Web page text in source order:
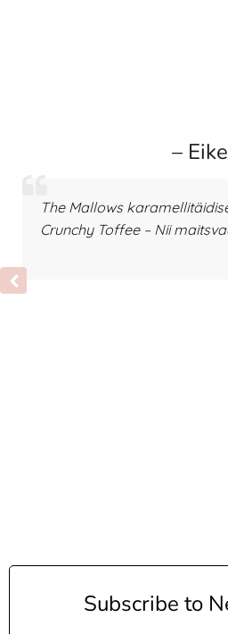
– Eike
The Mallows
Crunchy Toffee – Nii
Subscribe to